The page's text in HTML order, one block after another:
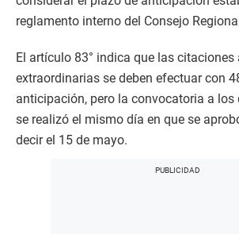
reglamento interno del Consejo
El artículo 83° indica que las citaciones
extraordinarias se deben efectuar con
anticipación, pero la convocatoria a los
se realizó el mismo día en que se
decir el 15 de mayo.